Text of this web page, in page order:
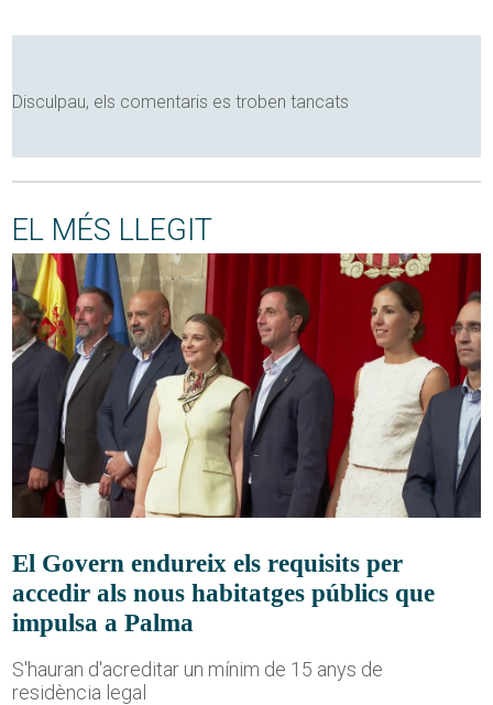
Disculpau, els comentaris es troben tancats
EL MÉS LLEGIT
El Govern endureix els requisits per
accedir als nous habitatges públics que
impulsa a Palma
S'hauran d'acreditar un mínim de 15 anys de
residència legal